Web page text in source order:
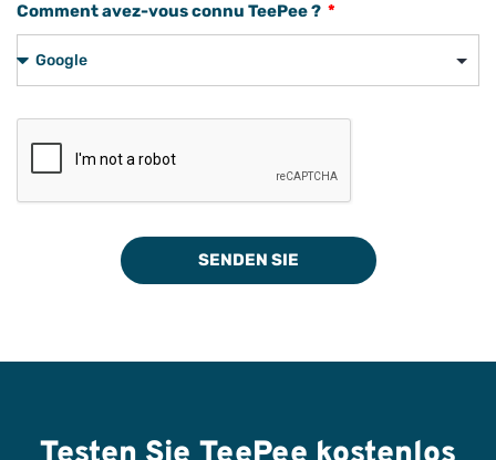
Comment avez-vous connu TeePee ?
SENDEN SIE